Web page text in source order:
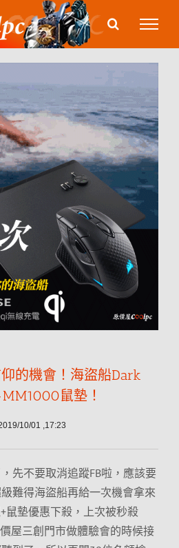
的機會！海盜船Dark
鼠墊！
10/01 ,17:23
先不要取消追蹤FB啦，應該要
難得海盜船再給一次機會拿來
鼠墊優惠下殺，上次被秒殺
屋三創門市做體驗會的時候接